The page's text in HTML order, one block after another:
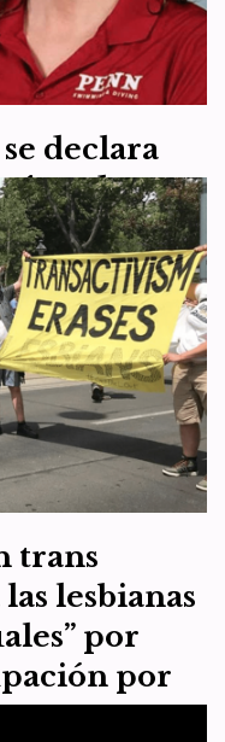
declara
y
la realidad
y el deporte
Artículo 7
(UPenn) cuyos
sólo podrían ser
Leer más »
trans
lesbianas
por
por
tener